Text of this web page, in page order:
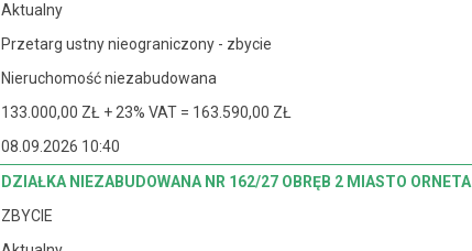
Aktualny
Przetarg ustny nieograniczony - zbycie
Nieruchomość niezabudowana
133.000,00 ZŁ + 23% VAT = 163.590,00 ZŁ
08.09.2026 10:40
DZIAŁKA NIEZABUDOWANA NR 162/27 OBRĘB 2 MIASTO ORNETA
ZBYCIE